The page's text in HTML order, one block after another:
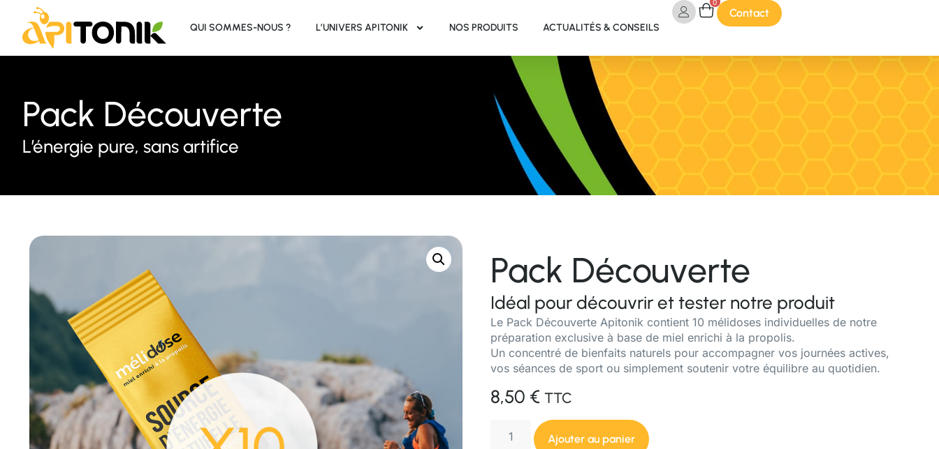
QUI SOMMES-NOUS ? L’UNIVERS APITONIK NOS PRODUITS ACTUALITÉS & CONSEILS
0
Contact
Pack Découverte
L’énergie pure, sans artifice
Pack Découverte
Idéal pour découvrir et tester notre produit
Le Pack Découverte Apitonik contient 10 mélidoses individuelles de notre
préparation exclusive à base de miel enrichi à la propolis.
Un concentré de bienfaits naturels pour accompagner vos journées actives,
vos séances de sport ou simplement soutenir votre équilibre au quotidien.
8,50 € TTC
Ajouter au panier